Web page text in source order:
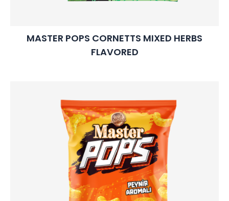
MASTER POPS CORNETTS MIXED HERBS
FLAVORED